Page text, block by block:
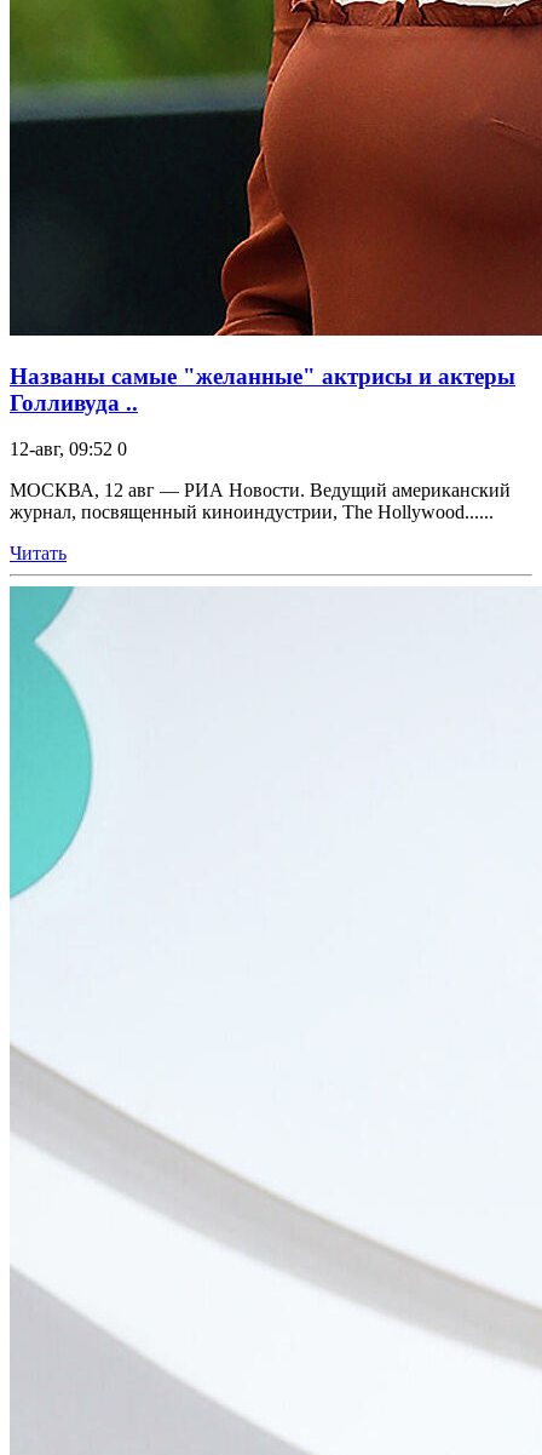
Названы самые "желанные" актрисы и актеры
Голливуда ..
12-авг, 09:52 0
МОСКВА, 12 авг — РИА Новости. Ведущий американский
журнал, посвященный киноиндустрии, The Hollywood......
Читать